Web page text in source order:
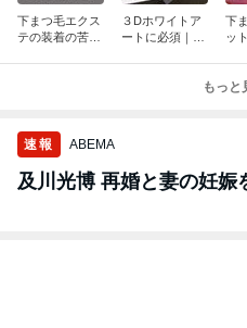
下まつ毛エクス
テの装着の苦手
３Dホワイトア
ートに必須｜パ
下
ッ
｜
もっと
速報 ABEMA
及川光博 再婚と妻の妊娠